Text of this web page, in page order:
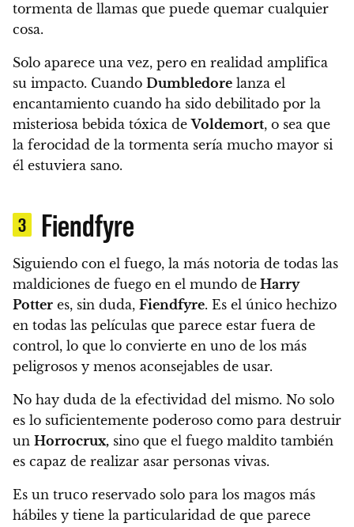
tormenta de llamas que puede quemar cualquier
cosa.
Solo aparece una vez, pero en realidad amplifica
su impacto. Cuando Dumbledore lanza el
encantamiento cuando ha sido debilitado por la
misteriosa bebida tóxica deVoldemort, o sea que
la ferocidad de la tormenta sería mucho mayor si
él estuviera sano.
3 Fiendfyre
Siguiendo con el fuego, la más notoria de todas las
maldiciones de fuego en el mundo de Harry
Potter es, sin duda, Fiendfyre. Es el único hechizo
en todas las películas que parece estar fuera de
control, lo que lo convierte en uno de los más
peligrosos y menos aconsejables de usar.
No hay duda de la efectividad del mismo. No solo
es lo suficientemente poderoso como para destruir
un Horrocrux, sino que el fuego maldito también
es capaz de realizar asar personas vivas.
Es un truco reservado solo para los magos más
hábiles y tiene la particularidad de que parece